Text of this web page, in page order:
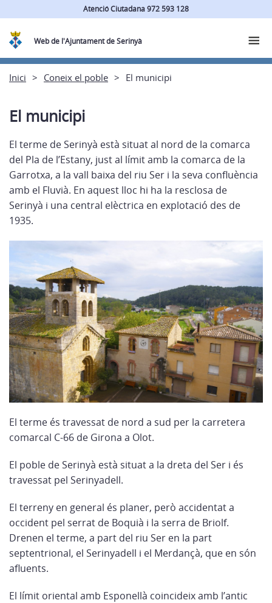
Atenció Ciutadana 972 593 128
Web de l'Ajuntament de Serinyà
Inici Coneix el poble El municipi
El municipi
El terme de Serinyà està situat al nord de la comarca
del Pla de l’Estany, just al límit amb la comarca de la
Garrotxa, a la vall baixa del riu Ser i la seva confluència
amb el Fluvià. En aquest lloc hi ha la resclosa de
Serinyà i una central elèctrica en explotació des de
1935.
El terme és travessat de nord a sud per la carretera
comarcal C-66 de Girona a Olot.
El poble de Serinyà està situat a la dreta del Ser i és
travessat pel Serinyadell.
El terreny en general és planer, però accidentat a
occident pel serrat de Boquià i la serra de Briolf.
Drenen el terme, a part del riu Ser en la part
septentrional, el Serinyadell i el Merdançà, que en són
afluents.
El límit oriental amb Esponellà coincideix amb l’antic